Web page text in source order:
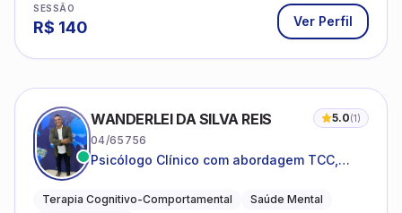
SESSÃO
R$ 140 Ver Perfil
WANDERLEI DA SILVA REIS 5.0(1)
04/65756
Psicólogo Clínico com abordagem TCC,
sistêmica
Terapia Cognitivo-Comportamental
Saúde Mental